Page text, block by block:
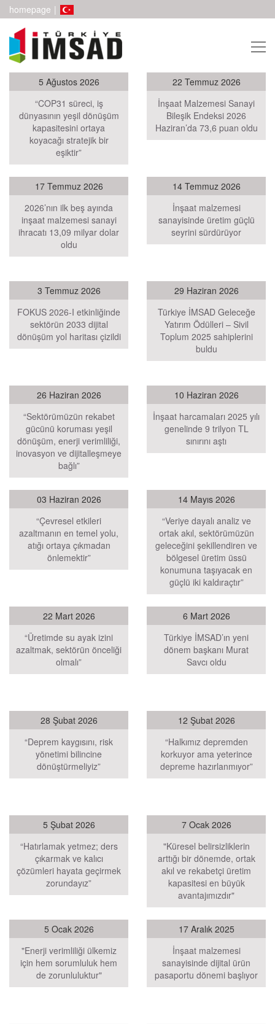
homepage |
5 Ağustos 2026
“COP31 süreci, iş
dünyasının yeşil dönüşüm
kapasitesini ortaya
koyacağı stratejik bir
eşiktir”
22 Temmuz 2026
İnşaat Malzemesi Sanayi
Bileşik Endeksi 2026
Haziran’da 73,6 puan oldu
17 Temmuz 2026
2026’nın ilk beş ayında
inşaat malzemesi sanayi
ihracatı 13,09 milyar dolar
oldu
14 Temmuz 2026
İnşaat malzemesi
sanayisinde üretim güçlü
seyrini sürdürüyor
3 Temmuz 2026
FOKUS 2026-I etkinliğinde
sektörün 2033 dijital
dönüşüm yol haritası çizildi
29 Haziran 2026
Türkiye İMSAD Geleceğe
Yatırım Ödülleri – Sivil
Toplum 2025 sahiplerini
buldu
26 Haziran 2026
“Sektörümüzün rekabet
gücünü koruması yeşil
dönüşüm, enerji verimliliği,
inovasyon ve dijitalleşmeye
bağlı”
10 Haziran 2026
İnşaat harcamaları 2025 yılı
genelinde 9 trilyon TL
sınırını aştı
03 Haziran 2026
“Çevresel etkileri
azaltmanın en temel yolu,
atığı ortaya çıkmadan
önlemektir”
14 Mayıs 2026
“Veriye dayalı analiz ve
ortak akıl, sektörümüzün
geleceğini şekillendiren ve
bölgesel üretim üssü
konumuna taşıyacak en
güçlü iki kaldıraçtır”
22 Mart 2026
“Üretimde su ayak izini
azaltmak, sektörün önceliği
olmalı”
6 Mart 2026
Türkiye İMSAD’ın yeni
dönem başkanı Murat
Savcı oldu
28 Şubat 2026
“Deprem kaygısını, risk
yönetimi bilincine
dönüştürmeliyiz”
12 Şubat 2026
“Halkımız depremden
korkuyor ama yeterince
depreme hazırlanmıyor”
5 Şubat 2026
“Hatırlamak yetmez; ders
çıkarmak ve kalıcı
çözümleri hayata geçirmek
zorundayız”
7 Ocak 2026
"Küresel belirsizliklerin
arttığı bir dönemde, ortak
akıl ve rekabetçi üretim
kapasitesi en büyük
avantajımızdır"
5 Ocak 2026
"Enerji verimliliği ülkemiz
için hem sorumluluk hem
de zorunluluktur"
17 Aralık 2025
İnşaat malzemesi
sanayisinde dijital ürün
pasaportu dönemi başlıyor